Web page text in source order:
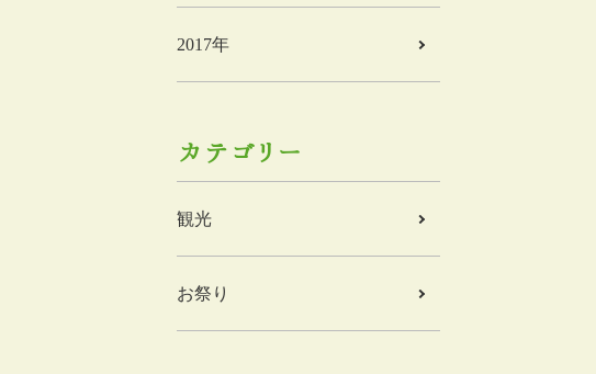
2017年
カテゴリー
観光
お祭り